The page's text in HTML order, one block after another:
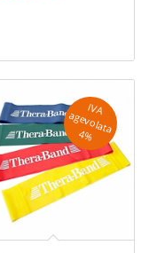
28,00 €
43,00 €
IV
A
a
g
e
v
o
la
ta
4
%